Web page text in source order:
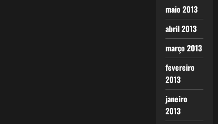
maio 2013
abril 2013
março 2013
fevereiro
2013
janeiro
2013